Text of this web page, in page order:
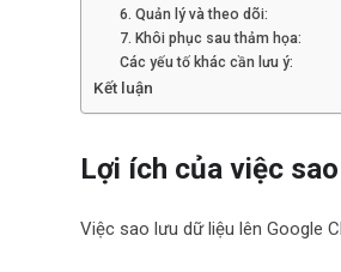
6. Quản lý và theo dõi:
7. Khôi phục sau thảm họa:
Các yếu tố khác cần lưu ý:
Kết luận
Lợi ích của việc
Việc sao lưu dữ liệu lên Google